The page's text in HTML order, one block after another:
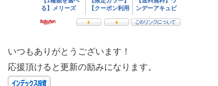
いつもありがとうございます！
応援頂けると更新の励みになります。